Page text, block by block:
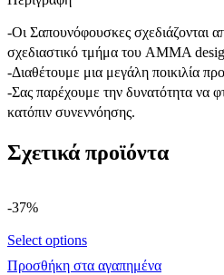
-Οι Σαπουνόφουσκες σχεδιάζονται
σχεδιαστικό τμήμα του AMMA
-Διαθέτουμε μια μεγάλη ποικιλία
-Σας παρέχουμε την δυνατότητα να
κατόπιν συνεννόησης.
Σχετικά προϊόντα
-37%
Select options
Προσθήκη στα αγαπημένα